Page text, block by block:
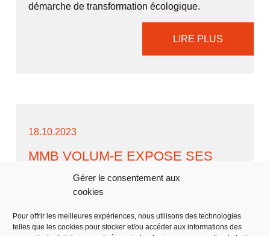
Gérer le consentement aux
cookies
Pour offrir les meilleures expériences, nous utilisons des technologies
telles que les cookies pour stocker et/ou accéder aux informations des
démarche de transformation écologique.
LIRE PLUS
18.10.2023
MMB VOLUM-E EXPOSE SES
NOUVELLES COLLABORATIONS
AU LUXEPACK MONACO 2023
La société participe au Luxepack Monaco,
événement incontournable du packaging de